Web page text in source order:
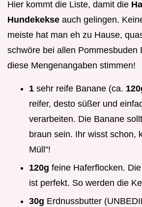
Hier kommt die Liste, damit die
Hundekekse auch gelingen.
meiste hat man eh zu Hause,
schwöre bei allen Pommesbuden
diese Mengenangaben stimmen!
1 sehr reife Banane (ca.
reifer, desto süßer und
verarbeiten. Die Banane
braun sein. Ihr wisst schon,
Müll"!
120g feine Haferflocken.
ist perfekt. So werden die
30g Erdnussbutter